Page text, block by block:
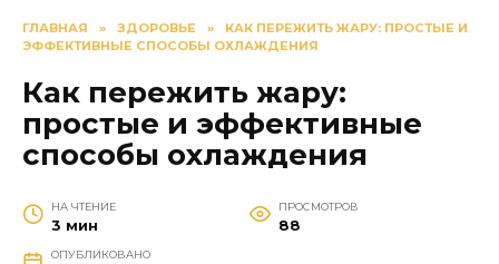
ГЛАВНАЯ » ЗДОРОВЬЕ »
КАК ПЕРЕЖИТЬ ЖАРУ: ПРОСТЫЕ И
ЭФФЕКТИВНЫЕ СПОСОБЫ ОХЛАЖДЕНИЯ
Как пережить жару:
простые и эффективные
способы охлаждения
НА ЧТЕНИЕ
3 мин
ПРОСМОТРОВ
88
ОПУБЛИКОВАНО